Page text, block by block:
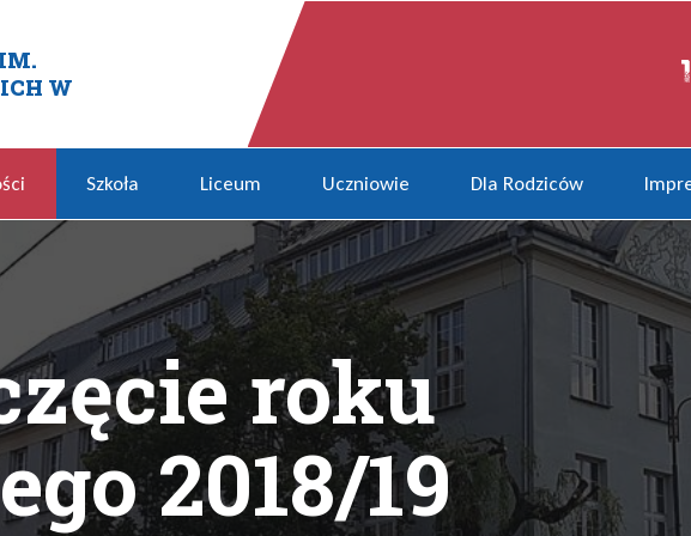
W
2018/19
Szkoła Liceum Uczniowie Dla Rodziców
roku
2018/19